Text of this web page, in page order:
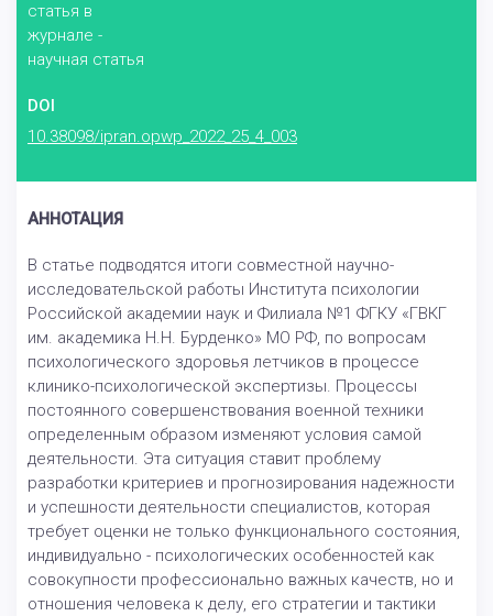
статья в
журнале -
научная статья
DOI
10.38098/ipran.opwp_2022_25_4_003
АННОТАЦИЯ
В статье подводятся итоги совместной научно-
исследовательской работы Института психологии
Российской академии наук и Филиала №1 ФГКУ «ГВКГ
им. академика Н.Н. Бурденко» МО РФ, по вопросам
психологического здоровья летчиков в процессе
клинико-психологической экспертизы. Процессы
постоянного совершенствования военной техники
определенным образом изменяют условия самой
деятельности. Эта ситуация ставит проблему
разработки критериев и прогнозирования надежности
и успешности деятельности специалистов, которая
требует оценки не только функционального состояния,
индивидуально - психологических особенностей как
совокупности профессионально важных качеств, но и
отношения человека к делу, его стратегии и тактики